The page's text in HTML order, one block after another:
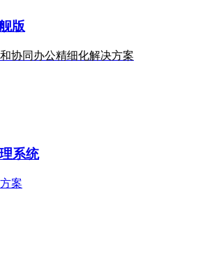
版
协同办公精细化解决方案
系统
案